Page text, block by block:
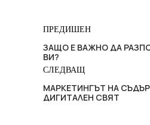
ПРЕДИШЕН
ЗАЩО Е ВАЖНО ДА
ВИ?
СЛЕДВАЩ
МАРКЕТИНГЪТ НА
ДИГИТАЛЕН СВЯТ